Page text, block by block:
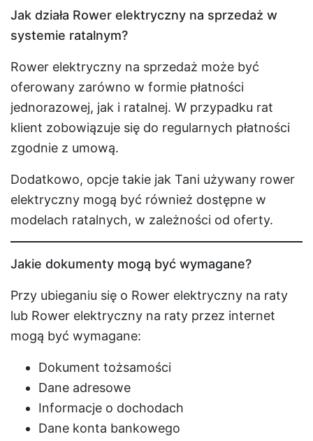
Jak działa Rower elektryczny na sprzedaż w
systemie ratalnym?
Rower elektryczny na sprzedaż może być
oferowany zarówno w formie płatności
jednorazowej, jak i ratalnej. W przypadku rat
klient zobowiązuje się do regularnych płatności
zgodnie z umową.
Dodatkowo, opcje takie jak Tani używany rower
elektryczny mogą być również dostępne w
modelach ratalnych, w zależności od oferty.
Jakie dokumenty mogą być wymagane?
Przy ubieganiu się o Rower elektryczny na raty
lub Rower elektryczny na raty przez internet
mogą być wymagane:
Dokument tożsamości
Dane adresowe
Informacje o dochodach
Dane konta bankowego